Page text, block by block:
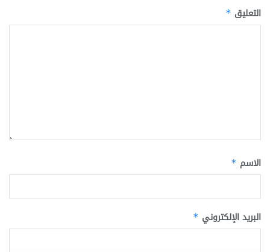
التعليق *
الاسم *
البريد الإلكتروني *